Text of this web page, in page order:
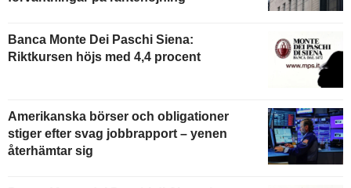
Banca Monte Dei Paschi Siena:
Riktkursen höjs med 4,4 procent
Amerikanska börser och obligationer
stiger efter svag jobbrapport – yenen
återhämtar sig